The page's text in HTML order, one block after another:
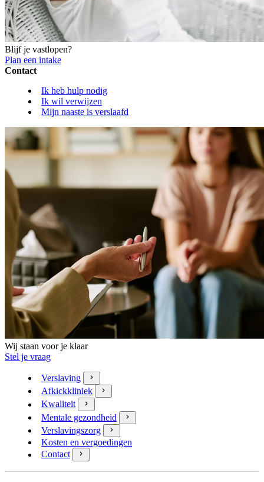
Blijf je vastlopen?
Plan een intake
Contact
Ik heb hulp nodig
Ik wil verwijzen
Mijn naaste is verslaafd
Wij staan voor je klaar
Stel je vraag
Verslaving
Afkickkliniek
Kwaliteit
Mentale gezondheid
Verslavingszorg
Kosten en vergoedingen
Contact